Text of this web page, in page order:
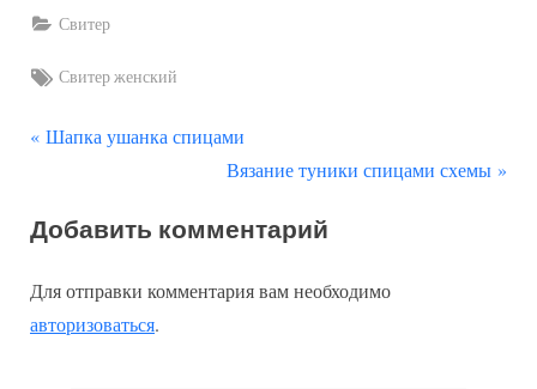
Свитер
Tags:
Свитер женский
Навигация
записям
П
д
д
у
Шапка ушанка спицами
С
е
у
Вязание туники спицами схемы
Добавить комментарий
Для отправки комментария вам необходимо
авторизоваться.